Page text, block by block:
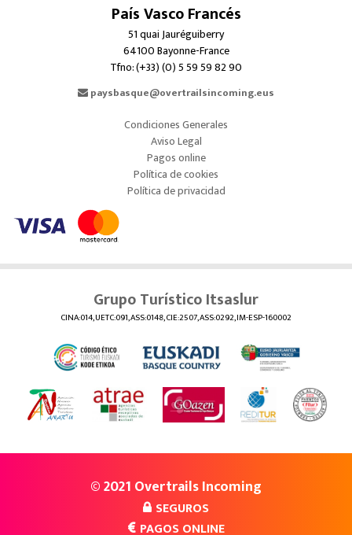
País Vasco Francés
51 quai Jauréguiberry
64100 Bayonne-France
Tfno: (+33) (0) 5 59 59 82 90
paysbasque@overtrailsincoming.eus
Condiciones Generales
Aviso Legal
Pagos online
Política de cookies
Política de privacidad
Grupo Turístico Itsaslur
CINA:014, UETC:091, ASS:0148, CIE:2507, ASS:0292, IM-ESP-160002
© 2021 Overtrails Incoming
SEGUROS
PAGOS ONLINE